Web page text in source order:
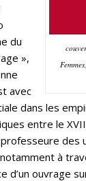
du
»,
avec
dans les
entre le
des
à
d’un ouvrage